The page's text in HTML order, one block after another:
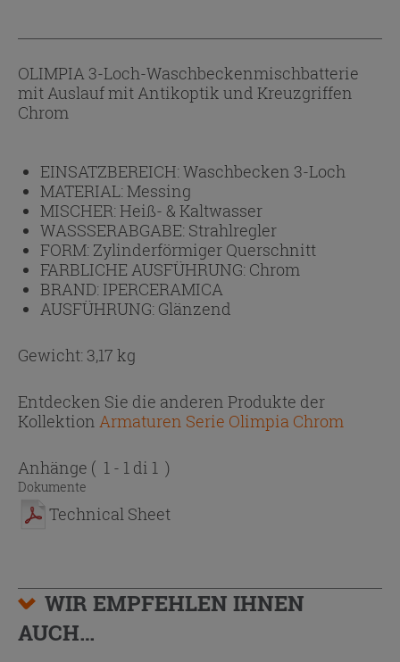
OLIMPIA 3-Loch-Waschbeckenmischbatterie
mit Auslauf mit Antikoptik und Kreuzgriffen
Chrom
EINSATZBEREICH:Waschbecken 3-Loch
MATERIAL:Messing
MISCHER:Heiß- & Kaltwasser
WASSSERABGABE: Strahlregler
FORM: Zylinderförmiger Querschnitt
FARBLICHE AUSFÜHRUNG: Chrom
BRAND: IPERCERAMICA
AUSFÜHRUNG: Glänzend
Gewicht: 3,17 kg
Entdecken Sie die anderen Produkte der
Kollektion Armaturen Serie Olimpia Chrom
Anhänge ( 1 - 1 di 1 )
Dokumente
Technical Sheet
WIR EMPFEHLEN IHNEN
AUCH…